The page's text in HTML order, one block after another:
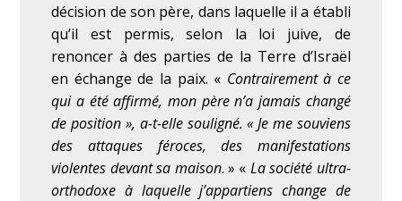
décision de son père, dans laquelle il a établi
qu’il est permis, selon la loi juive, de
renoncer à des parties de la Terre d’Israël
en échange de la paix. « Contrairement à ce
qui a été affirmé, mon père n’a jamais changé
de position », a-t-elle souligné. « Je me souviens
des attaques féroces, des manifestations
violentes devant sa maison. » « La société ultra-
orthodoxe à laquelle j’appartiens change de